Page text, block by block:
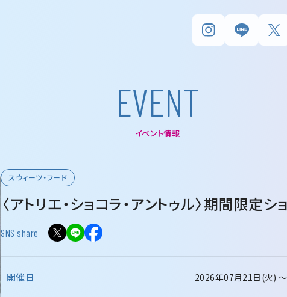
EVENT
イベント情報
スウィーツ・フード
〈アトリエ・ショコラ・アントゥル〉期間限定シ
SNS share
開催日 2026年07月21日(火)